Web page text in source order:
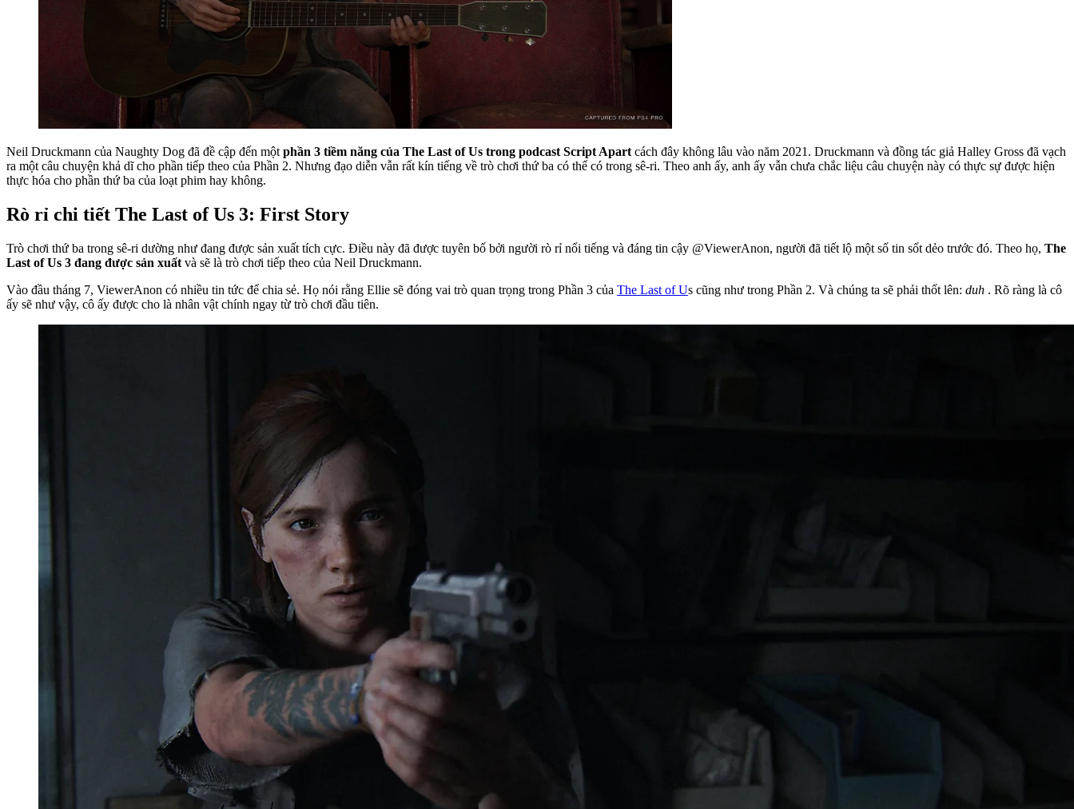
Neil Druckmann của Naughty Dog đã đề cập đến một phần 3 tiềm năng của The Last of Us trong podcast Script Apart cách đây không lâu vào năm 2021. Druckmann và đồng tác giả Halley Gross đã vạch
ra một câu chuyện khả dĩ cho phần tiếp theo của Phần 2. Nhưng đạo diễn vẫn rất kín tiếng về trò chơi thứ ba có thể có trong sê-ri. Theo anh ấy, anh ấy vẫn chưa chắc liệu câu chuyện này có thực sự được hiện
thực hóa cho phần thứ ba của loạt phim hay không.
Rò rỉ chi tiết The Last of Us 3: First Story
Trò chơi thứ ba trong sê-ri dường như đang được sản xuất tích cực. Điều này đã được tuyên bố bởi người rò rỉ nổi tiếng và đáng tin cậy @ViewerAnon, người đã tiết lộ một số tin sốt dẻo trước đó. Theo họ, The
Last of Us 3 đang được sản xuất và sẽ là trò chơi tiếp theo của Neil Druckmann.
Vào đầu tháng 7, ViewerAnon có nhiều tin tức để chia sẻ. Họ nói rằng Ellie sẽ đóng vai trò quan trọng trong Phần 3 của The Last of Us cũng như trong Phần 2. Và chúng ta sẽ phải thốt lên: duh . Rõ ràng là cô
ấy sẽ như vậy, cô ấy được cho là nhân vật chính ngay từ trò chơi đầu tiên.